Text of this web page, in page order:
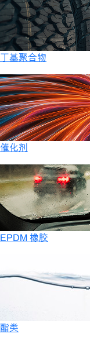
丁基聚合物
催化剂
EPDM 橡胶
酯类